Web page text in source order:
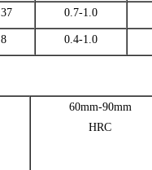
0.7-1.0
0.4-1.0
60mm-90mm
HRC